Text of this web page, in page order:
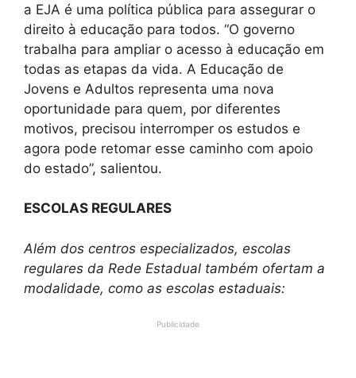
a EJA é uma política pública para assegurar o
direito à educação para todos. “O governo
trabalha para ampliar o acesso à educação em
todas as etapas da vida. A Educação de
Jovens e Adultos representa uma nova
oportunidade para quem, por diferentes
motivos, precisou interromper os estudos e
agora pode retomar esse caminho com apoio
do estado”, salientou.
ESCOLAS REGULARES
Além dos centros especializados, escolas
regulares da Rede Estadual também ofertam a
modalidade, como as escolas estaduais:
Publicidade